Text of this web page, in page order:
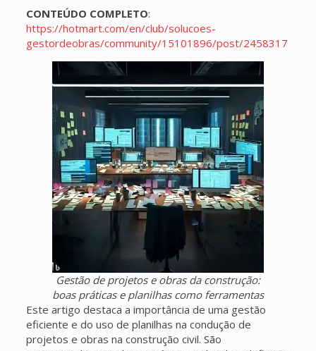
CONTEÚDO COMPLETO:
https://hotmart.com/en/club/solucoes-
gestordeobras/community/15101896/post/2458317
Gestão de projetos e obras da construção:
boas práticas e planilhas como ferramentas
Este artigo destaca a importância de uma gestão
eficiente e do uso de planilhas na condução de
projetos e obras na construção civil. São